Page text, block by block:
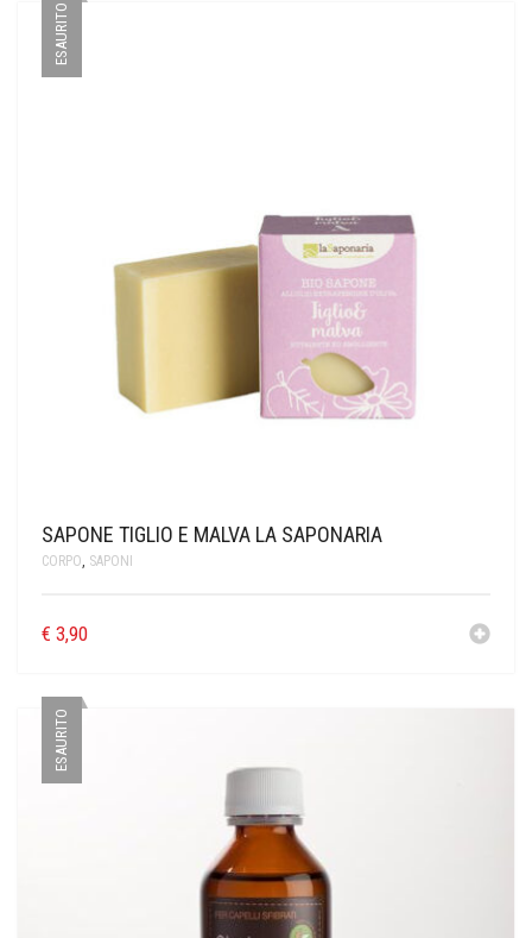
ESAURITO
SAPONE TIGLIO E MALVA LA SAPONARIA
CORPO SAPONI
€ 3,90
ESAURITO